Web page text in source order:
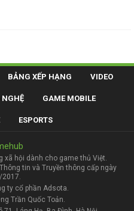
BẢNG XẾP HẠNG VIDEO
NGHỆ GAME MOBILE
ESPORTS
xã hội dành cho game thủ Việt.
tin và Truyền thông cấp ngày
ty cổ phần Adsota.
Trần Quốc Toản.